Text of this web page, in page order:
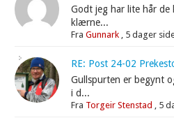
Godt jeg har lite hår de
klærne...
FraGunnark , 5 dager
RE: Post 24-02
Gullspurten er begynt
i d...
Fra Torgeir Stenstad , 5